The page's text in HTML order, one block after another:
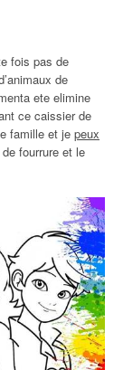
fois pas de
de
ete elimine
ce caissier de
famille et je peux
fourrure et le